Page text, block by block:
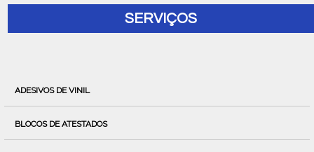
SERVIÇOS
ADESIVOS DE VINIL
BLOCOS DE ATESTADOS